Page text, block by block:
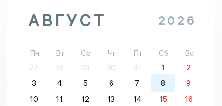
АВГУСТ 2026
Пн Вт Ср Чт Пт Сб
Вс
27
28 29 30 31 1
2
3
4 5 6 7 8
9
10
11 12 13 14 15
16